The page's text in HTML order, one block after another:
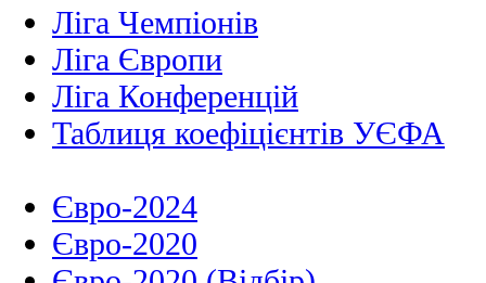
Ліга Чемпіонів
Ліга Європи
Ліга Конференцій
Таблиця коефіцієнтів УЄФА
Євро-2024
Євро-2020